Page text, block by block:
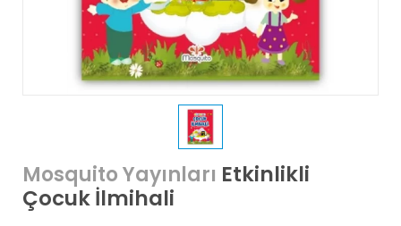
Mosquito Yayınları Etkinlikli
Çocuk İlmihali